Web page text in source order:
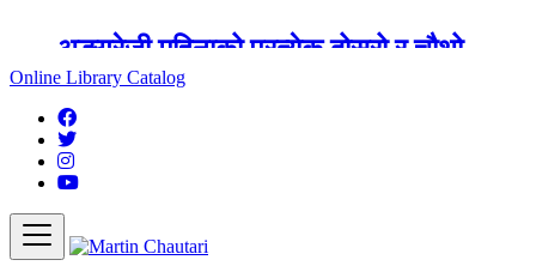
अङ्ग्रेजी महिनाको प्रत्येक दोस्रो र चौथो
शुक्रबार मार्टिन चौतारी र यसको पुस्तकालय
बन्द रहने छ ।
Online Library Catalog